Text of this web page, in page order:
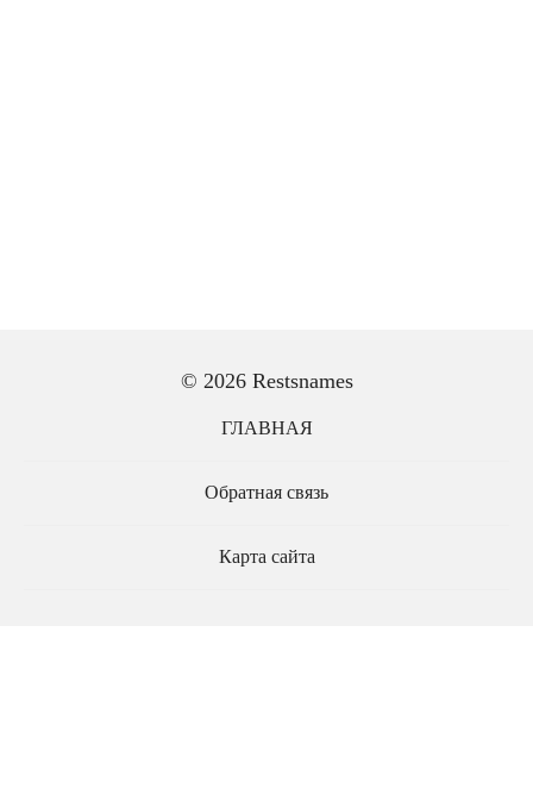
© 2026 Restsnames
ГЛАВНАЯ
Обратная связь
Карта сайта